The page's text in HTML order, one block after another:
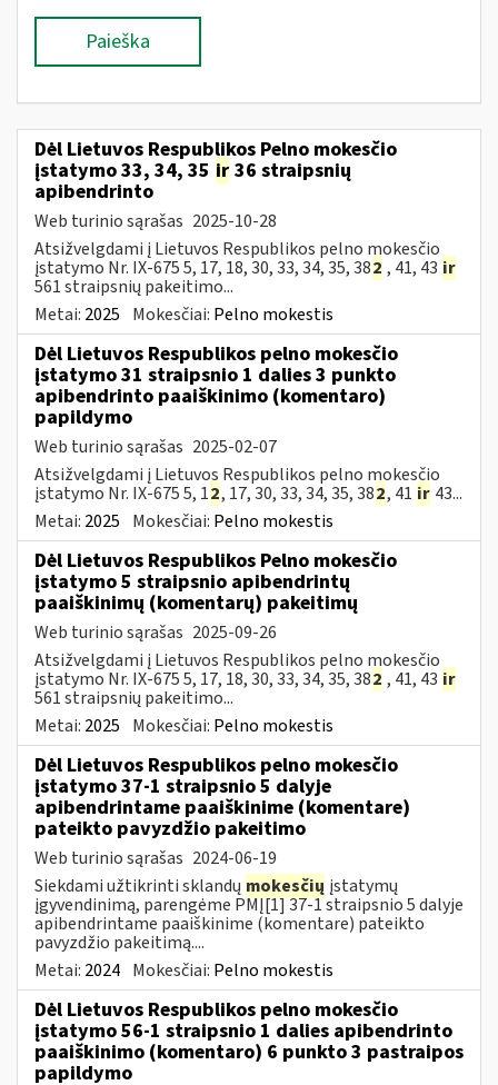
Paieška
Dėl Lietuvos Respublikos Pelno mokesčio
įstatymo 33, 34, 35 ir 36 straipsnių
apibendrinto
Web turinio sąrašas 2025-10-28
Atsižvelgdami į Lietuvos Respublikos pelno mokesčio
įstatymo Nr. IX-675 5, 17, 18, 30, 33, 34, 35, 382 , 41, 43 ir
561 straipsnių pakeitimo...
Metai: 2025 Mokesčiai: Pelno mokestis
Dėl Lietuvos Respublikos pelno mokesčio
įstatymo 31 straipsnio 1 dalies 3 punkto
apibendrinto paaiškinimo (komentaro)
papildymo
Web turinio sąrašas 2025-02-07
Atsižvelgdami į Lietuvos Respublikos pelno mokesčio
įstatymo Nr. IX-675 5, 12, 17, 30, 33, 34, 35, 382, 41 ir 43...
Metai: 2025 Mokesčiai: Pelno mokestis
Dėl Lietuvos Respublikos Pelno mokesčio
įstatymo 5 straipsnio apibendrintų
paaiškinimų (komentarų) pakeitimų
Web turinio sąrašas 2025-09-26
Atsižvelgdami į Lietuvos Respublikos pelno mokesčio
įstatymo Nr. IX-675 5, 17, 18, 30, 33, 34, 35, 382 , 41, 43 ir
561 straipsnių pakeitimo...
Metai: 2025 Mokesčiai: Pelno mokestis
Dėl Lietuvos Respublikos pelno mokesčio
įstatymo 37-1 straipsnio 5 dalyje
apibendrintame paaiškinime (komentare)
pateikto pavyzdžio pakeitimo
Web turinio sąrašas 2024-06-19
Siekdami užtikrinti sklandų mokesčių įstatymų
įgyvendinimą, parengėme PMĮ[1] 37-1 straipsnio 5 dalyje
apibendrintame paaiškinime (komentare) pateikto
pavyzdžio pakeitimą....
Metai: 2024 Mokesčiai: Pelno mokestis
Dėl Lietuvos Respublikos pelno mokesčio
įstatymo 56-1 straipsnio 1 dalies apibendrinto
paaiškinimo (komentaro) 6 punkto 3 pastraipos
papildymo